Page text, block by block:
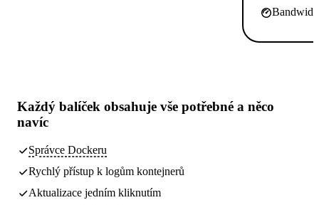
Každý balíček obsahuje vše potřebné a něco
navíc
Správce Dockeru
Rychlý přístup k logům kontejnerů
Aktualizace jedním kliknutím